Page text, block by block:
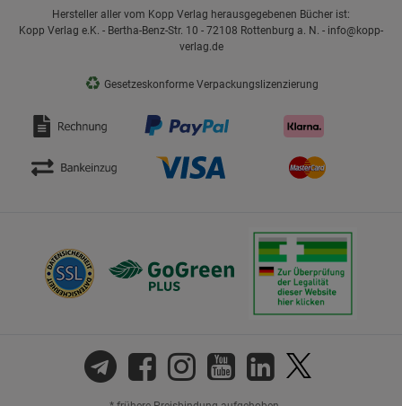
Hersteller aller vom Kopp Verlag herausgegebenen Bücher ist:
Kopp Verlag e.K. - Bertha-Benz-Str. 10 - 72108 Rottenburg a. N. - info@kopp-
verlag.de
♻ Gesetzeskonforme Verpackungslizenzierung